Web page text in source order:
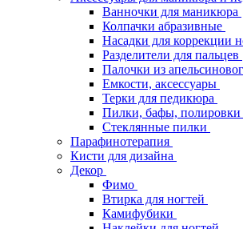
Ванночки для маникюра
Колпачки абразивные
Насадки для коррекции
Разделители для пальцев
Палочки из
Емкости, аксессуары
Терки для педикюра
Пилки, бафы, полировки
Стеклянные пилки
Парафинотерапия
Кисти для дизайна
Декор
Фимо
Втирка для ногтей
Камифубики